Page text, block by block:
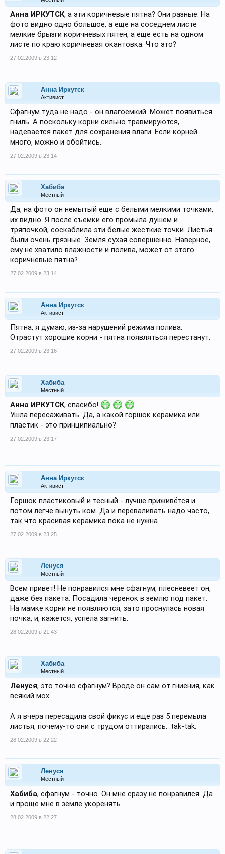
Анна ИРКУТСК, а эти коричневые пятна? Они разные. На
фото видно одно большое, а еще на соседнем листе
мелкие брызги коричневых пятен, а еще есть на одном
листе по краю коричневая окантовка. Что это?
27.02.2009 в 23:12
Анна Иркутск
Активист
Сфагнум туда не надо - он влагоёмкий. Может появиться
гниль. А поскольку корни сильно травмируются,
надевается пакет для сохранения влаги. Если корней
много, можно и обойтись.
27.02.2009 в 23:14
Хабиба
Местный
Да, на фото он немытый еще с белыми мелкими точками,
их видно. Я после съемки его промыла душем и
тряпочкой, соскаблила эти белые жесткие точки. Листья
были очень грязные. Земля сухая совершенно. Наверное,
ему не хватило влажности и полива, может от этого
коричневые пятна?
27.02.2009 в 23:14
Анна Иркутск
Активист
Пятна, я думаю, из-за нарушений режима полива.
Отрастут хорошие корни - пятна появляться перестанут.
27.02.2009 в 23:16
Хабиба
Местный
Анна ИРКУТСК, спасибо!
Ушла пересаживать. Да, а какой горшок керамика или
пластик - это принципиально?
27.02.2009 в 23:17
Анна Иркутск
Активист
Горшок пластиковый и тесный - лучше приживётся и
потом легче вынуть ком. Да и переваливать надо часто,
так что красивая керамика пока не нужна.
27.02.2009 в 23:25
Ленуся
Местный
Всем привет! Не понравился мне сфагнум, плесневеет он,
даже без пакета. Посадила черенок в землю под пакет.
На мамке корни не появляются, зато проснулась новая
почка, и, кажется, успела загнить.
28.02.2009 в 21:43
Хабиба
Местный
Ленуся, это точно сфагнум? Вроде он сам от гниения, как
всякий мох.
А я вчера пересадила свой фикус и еще раз 5 перемыла
листья, почему-то они с трудом оттирались. :tak-tak:
28.02.2009 в 22:22
Ленуся
Местный
Хабиба, сфагнум - точно. Он мне сразу не понравился. Да
и проще мне в земле укоренять.
28.02.2009 в 22:27